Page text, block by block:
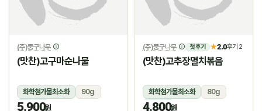
(주)둥구나무
(맛찬)고구마순나물
화학첨가물최소화
90g
냉장
5,900원
(주)둥구나무 첫 후기 ★2.0후기 2
(맛찬)고추장멸치볶음
화학첨가물최소화
80g
냉장
4,800원